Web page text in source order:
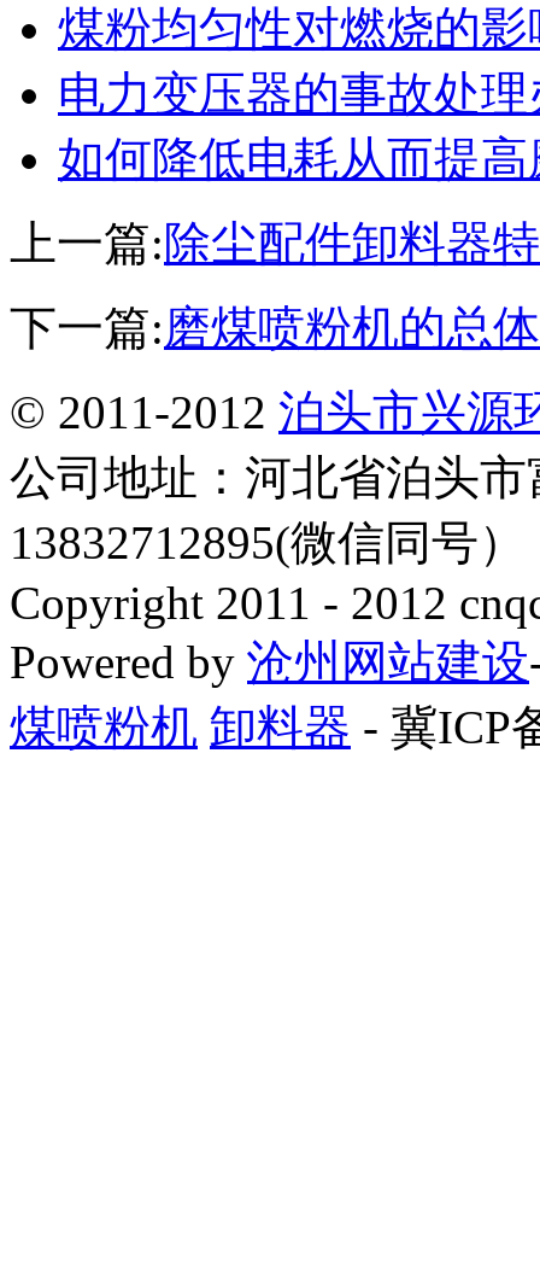
煤粉均匀性对燃烧的影
电力变压器的事故处理
如何降低电耗从而提
上一篇:除尘配件卸料器
下一篇:磨煤喷粉机的总
© 2011-2012 泊头市兴源
公司地址：河北省泊头
13832712895(微信同号
Copyright 2011 - 2012
Powered by 沧州网站建设
煤喷粉机 卸料器 - 冀ICP